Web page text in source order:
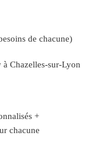
de chacune)
Chazelles-sur-Lyon
+
chacune